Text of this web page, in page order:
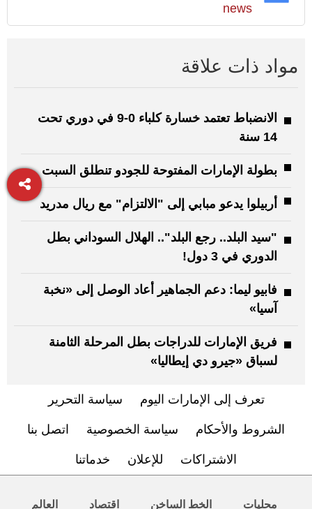
news
مواد ذات علاقة
الانضباط تعتمد خسارة كلباء 0-9 في دوري تحت
14 سنة
بطولة الإمارات المفتوحة للجودو تنطلق السبت
أربيلوا يدعو مبابي إلى "الالتزام" مع ريال مدريد
"سيد البلد.. رجع البلد".. الهلال السوداني بطل
الدوري في 3 دول!
فابيو ليما: دعم الجماهير أعاد الوصل إلى «نخبة
آسيا»
فريق الإمارات للدراجات بطل المرحلة الثامنة
لسباق «جيرو دي إيطاليا»
تعرف إلى الإمارات اليوم سياسة التحرير
الشروط والأحكام سياسة الخصوصية اتصل بنا
الاشتراكات للإعلان خدماتنا
محليات الخط الساخن اقتصاد العالم